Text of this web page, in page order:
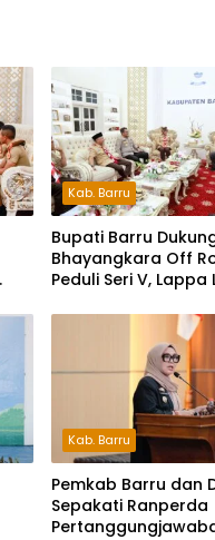
Kab. Barru
Bupati Barru
Bhayangkara Off
Peduli Seri V, Lappa
Peserta
Kab. Barru
Pemkab Barru dan
Sepakati Ranperda